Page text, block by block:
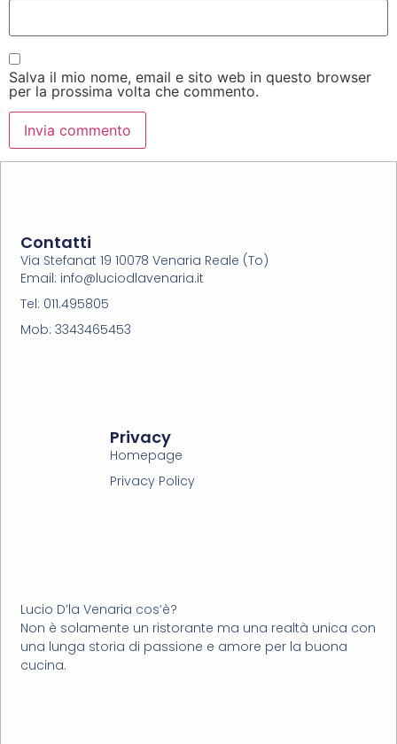
Salva il mio nome, email e sito web in questo browser
per la prossima volta che commento.
Lucio D’la Venaria cos’è?
Non è solamente un ristorante ma una realtà unica con
una lunga storia di passione e amore per la buona
cucina.
Privacy
Homepage
Privacy Policy
Contatti
Via Stefanat 19 10078 Venaria Reale (To)
Email: info@luciodlavenaria.it
Tel: 011.495805
Mob: 3343465453